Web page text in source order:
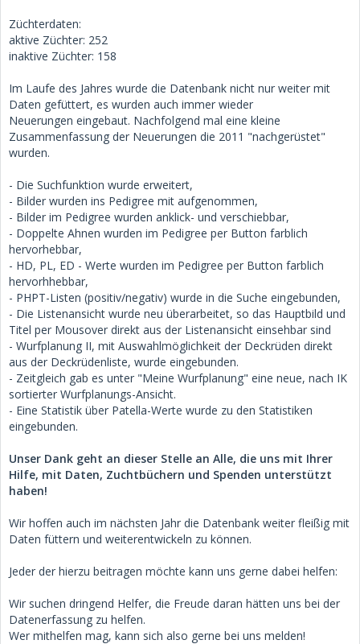
Züchterdaten:
aktive Züchter: 252
inaktive Züchter: 158
Im Laufe des Jahres wurde die Datenbank nicht nur weiter mit
Daten gefüttert, es wurden auch immer wieder
Neuerungen eingebaut. Nachfolgend mal eine kleine
Zusammenfassung der Neuerungen die 2011 "nachgerüstet"
wurden.
- Die Suchfunktion wurde erweitert,
- Bilder wurden ins Pedigree mit aufgenommen,
- Bilder im Pedigree wurden anklick- und verschiebbar,
- Doppelte Ahnen wurden im Pedigree per Button farblich
hervorhebbar,
- HD, PL, ED - Werte wurden im Pedigree per Button farblich
hervorhhebbar,
- PHPT-Listen (positiv/negativ) wurde in die Suche eingebunden,
- Die Listenansicht wurde neu überarbeitet, so das Hauptbild und
Titel per Mousover direkt aus der Listenansicht einsehbar sind
- Wurfplanung II, mit Auswahlmöglichkeit der Deckrüden direkt
aus der Deckrüdenliste, wurde eingebunden.
- Zeitgleich gab es unter "Meine Wurfplanung" eine neue, nach IK
sortierter Wurfplanungs-Ansicht.
- Eine Statistik über Patella-Werte wurde zu den Statistiken
eingebunden.
Unser Dank geht an dieser Stelle an Alle, die uns mit Ihrer
Hilfe, mit Daten, Zuchtbüchern und Spenden unterstützt
haben!
Wir hoffen auch im nächsten Jahr die Datenbank weiter fleißig mit
Daten füttern und weiterentwickeln zu können.
Jeder der hierzu beitragen möchte kann uns gerne dabei helfen:
Wir suchen dringend Helfer, die Freude daran hätten uns bei der
Datenerfassung zu helfen.
Wer mithelfen mag, kann sich also gerne bei uns melden!